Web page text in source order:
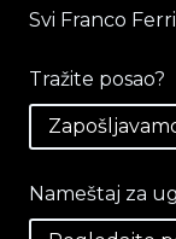
Svi Franco
Tražite posao?
Nameštaj za